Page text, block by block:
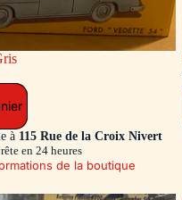
à 115 Rue de la Croix Nivert
en 24 heures
de la boutique